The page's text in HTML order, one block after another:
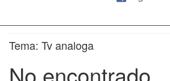
Tema: Tv analoga